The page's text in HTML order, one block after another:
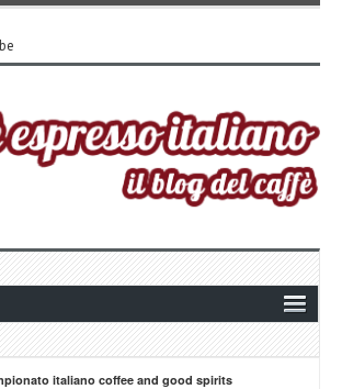
italiano coffee and good spirits